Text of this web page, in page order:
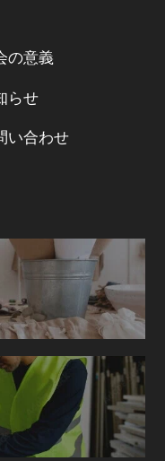
の意義
らせ
い合わせ